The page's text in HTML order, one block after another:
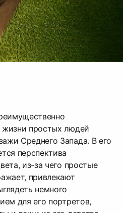
жизни простых людей
Среднего Запада. В его
перспектива
из-за чего простые
привлекают
немного
для его портретов,